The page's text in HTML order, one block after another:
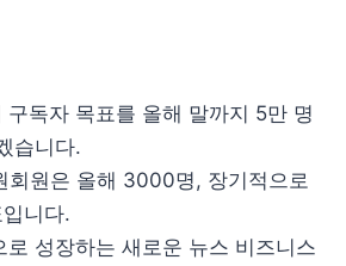
구독자 목표를 올해 말까지 5만 명
습니다.
회원은 올해 3000명, 장기적으로
니다.
로 성장하는 새로운 뉴스 비즈니스